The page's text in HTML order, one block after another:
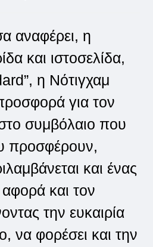
αναφέρει, η
και ιστοσελίδα,
η Νότιγχαμ
για τον
συμβόλαιο που
προσφέρουν,
και ένας
και τον
την ευκαιρία
να φορέσει και την